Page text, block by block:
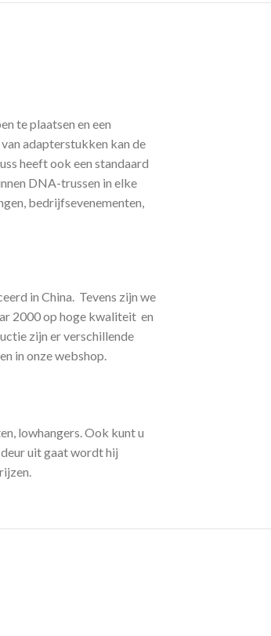
te plaatsen en een
adapterstukken kan de
heeft ook een standaard
DNA-trussen in elke
bedrijfsevenementen,
in China. Tevens zijn we
2000 op hoge kwaliteit en
zijn er verschillende
in onze webshop.
lowhangers. Ook kunt u
uit gaat wordt hij